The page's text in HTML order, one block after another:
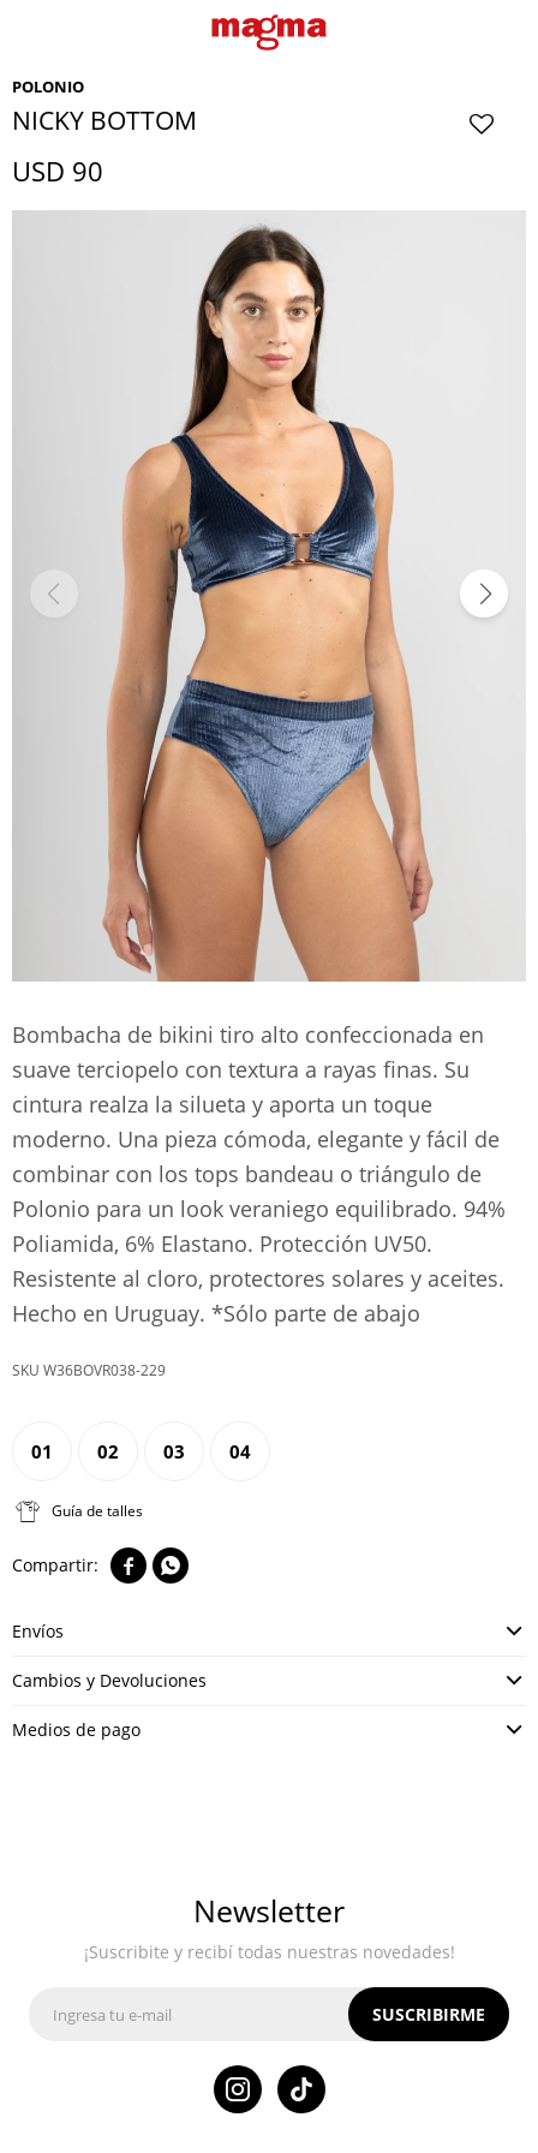
POLONIO
NICKY BOTTOM
USD 90
Bombacha de bikini tiro alto confeccionada en
suave terciopelo con textura a rayas finas. Su
cintura realza la silueta y aporta un toque
moderno. Una pieza cómoda, elegante y fácil de
combinar con los tops bandeau o triángulo de
Polonio para un look veraniego equilibrado. 94%
Poliamida, 6% Elastano. Protección UV50.
Resistente al cloro, protectores solares y aceites.
Hecho en Uruguay. *Sólo parte de abajo
W36BOVR038-229
01 02 03 04
Guía de talles
 
Envíos
Cambios y Devoluciones
Medios de pago
Newsletter
¡Suscribite y recibí todas nuestras novedades!
SUSCRIBIRME
